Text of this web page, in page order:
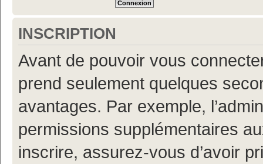
INSCRIPTION
Avant de pouvoir vous
prend seulement quelques
avantages. Par exemple,
permissions supplémentaires
inscrire, assurez-vous d’avoir